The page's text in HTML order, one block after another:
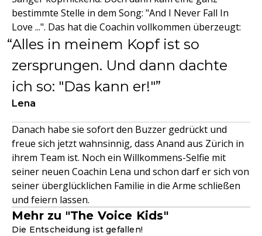
bestimmte Stelle in dem Song: "And I Never Fall In
Love ...". Das hat die Coachin vollkommen überzeugt:
Alles in meinem Kopf ist so
zersprungen. Und dann dachte
ich so: "Das kann er!"
Lena
Danach habe sie sofort den Buzzer gedrückt und
freue sich jetzt wahnsinnig, dass Anand aus Zürich in
ihrem Team ist. Noch ein Willkommens-Selfie mit
seiner neuen Coachin Lena und schon darf er sich von
seiner überglücklichen Familie in die Arme schließen
und feiern lassen.
Mehr zu "The Voice Kids"
Die Entscheidung ist gefallen!